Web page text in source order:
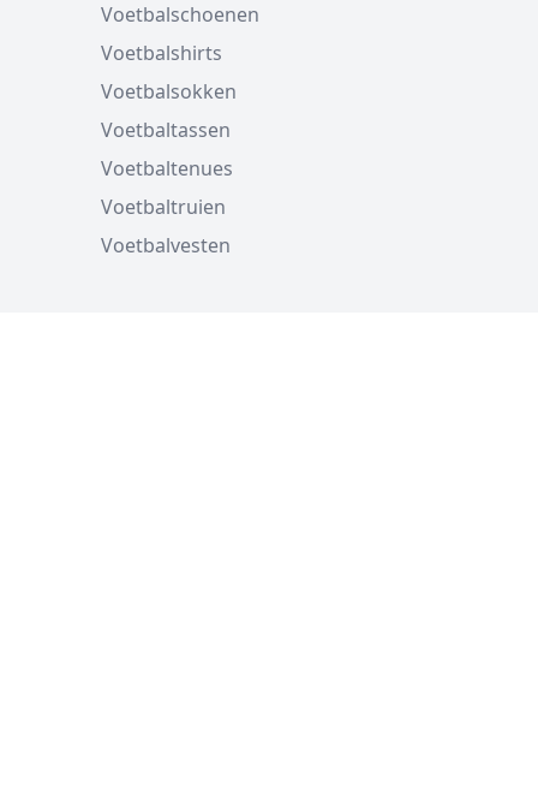
Voetbalschoenen
Voetbalshirts
Voetbalsokken
Voetbaltassen
Voetbaltenues
Voetbaltruien
Voetbalvesten